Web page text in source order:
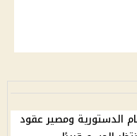
الدستورية ومصير عقود